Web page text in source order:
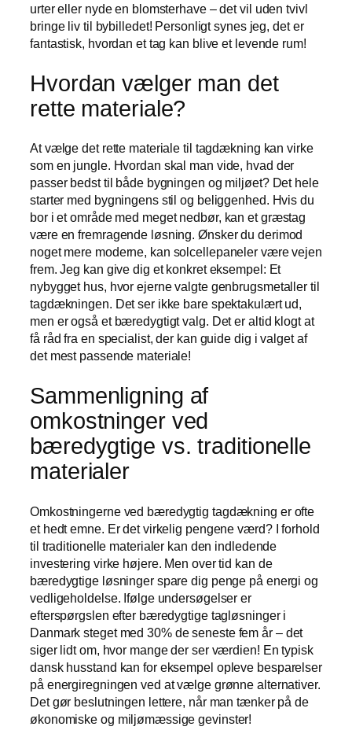
urter eller nyde en blomsterhave – det vil uden tvivl
bringe liv til bybilledet! Personligt synes jeg, det er
fantastisk, hvordan et tag kan blive et levende rum!
Hvordan vælger man det
rette materiale?
At vælge det rette materiale til tagdækning kan virke
som en jungle. Hvordan skal man vide, hvad der
passer bedst til både bygningen og miljøet? Det hele
starter med bygningens stil og beliggenhed. Hvis du
bor i et område med meget nedbør, kan et græstag
være en fremragende løsning. Ønsker du derimod
noget mere moderne, kan solcellepaneler være vejen
frem. Jeg kan give dig et konkret eksempel: Et
nybygget hus, hvor ejerne valgte genbrugsmetaller til
tagdækningen. Det ser ikke bare spektakulært ud,
men er også et bæredygtigt valg. Det er altid klogt at
få råd fra en specialist, der kan guide dig i valget af
det mest passende materiale!
Sammenligning af
omkostninger ved
bæredygtige vs. traditionelle
materialer
Omkostningerne ved bæredygtig tagdækning er ofte
et hedt emne. Er det virkelig pengene værd? I forhold
til traditionelle materialer kan den indledende
investering virke højere. Men over tid kan de
bæredygtige løsninger spare dig penge på energi og
vedligeholdelse. Ifølge undersøgelser er
efterspørgslen efter bæredygtige tagløsninger i
Danmark steget med 30% de seneste fem år – det
siger lidt om, hvor mange der ser værdien! En typisk
dansk husstand kan for eksempel opleve besparelser
på energiregningen ved at vælge grønne alternativer.
Det gør beslutningen lettere, når man tænker på de
økonomiske og miljømæssige gevinster!